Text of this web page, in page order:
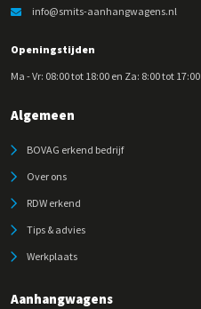
info@smits-aanhangwagens.nl
Openingstijden
Ma - Vr: 08:00 tot 18:00 en Za: 8:00 tot 17:00
Algemeen
BOVAG erkend bedrijf
Over ons
RDW erkend
Tips & advies
Werkplaats
Aanhangwagens